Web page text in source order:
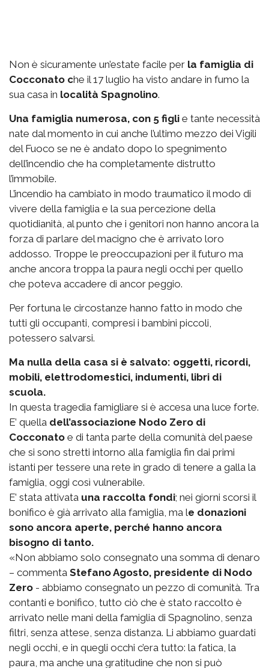
Non è sicuramente un’estate facile per la famiglia di
Cocconato che il 17 luglio ha visto andare in fumo la
sua casa in località Spagnolino.
Una famiglia numerosa, con 5 figli e tante necessità
nate dal momento in cui anche l’ultimo mezzo dei Vigili
del Fuoco se ne è andato dopo lo spegnimento
dell’incendio che ha completamente distrutto
l’immobile.
L’incendio ha cambiato in modo traumatico il modo di
vivere della famiglia e la sua percezione della
quotidianità, al punto che i genitori non hanno ancora la
forza di parlare del macigno che è arrivato loro
addosso. Troppe le preoccupazioni per il futuro ma
anche ancora troppa la paura negli occhi per quello
che poteva accadere di ancor peggio.
Per fortuna le circostanze hanno fatto in modo che
tutti gli occupanti, compresi i bambini piccoli,
potessero salvarsi.
Ma nulla della casa si è salvato: oggetti, ricordi,
mobili, elettrodomestici, indumenti, libri di
scuola.
In questa tragedia famigliare si è accesa una luce forte.
E’ quella dell’associazione Nodo Zero di
Cocconato e di tanta parte della comunità del paese
che si sono stretti intorno alla famiglia fin dai primi
istanti per tessere una rete in grado di tenere a galla la
famiglia, oggi così vulnerabile.
E’ stata attivata una raccolta fondi; nei giorni scorsi il
bonifico è già arrivato alla famiglia, ma le donazioni
sono ancora aperte, perché hanno ancora
bisogno di tanto.
«Non abbiamo solo consegnato una somma di denaro
– commenta Stefano Agosto, presidente di Nodo
Zero - abbiamo consegnato un pezzo di comunità. Tra
contanti e bonifico, tutto ciò che è stato raccolto è
arrivato nelle mani della famiglia di Spagnolino, senza
filtri, senza attese, senza distanza. Li abbiamo guardati
negli occhi, e in quegli occhi c’era tutto: la fatica, la
paura, ma anche una gratitudine che non si può